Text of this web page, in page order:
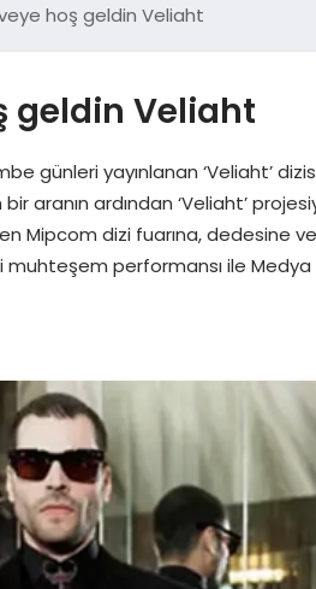
hoş geldin Veliaht
geldin Veliaht
günleri yayınlanan ‘Veliaht’
aranın ardından ‘Veliaht’
Mipcom dizi fuarına, dedesine
muhteşem performansı ile